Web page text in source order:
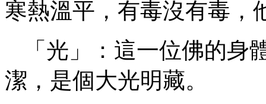
寒熱溫平，有毒沒有毒，
「光」：這一位佛的
潔，是個大光明藏。